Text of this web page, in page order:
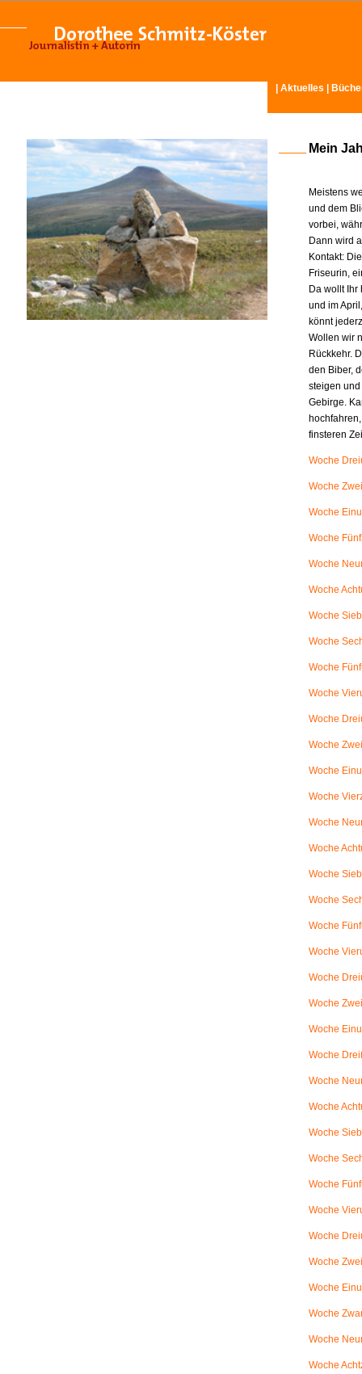
Aktuelles
Mein
Meistens
und dem
vorbei,
Dann wird
Kontakt:
Friseurin,
Da wollt
und im
könnt
Wollen wir
Rückkehr.
den Biber,
steigen
Gebirge.
finsteren
Woche
Woche
Woche
Woche
Woche
Woche
Woche
Woche
Woche
Woche
Woche
Woche
Woche
Woche
Woche
Woche
Woche
Woche
Woche
Woche
Woche
Woche
Woche
Woche
Woche
Woche
Woche
Woche
Woche
Woche
Woche
Woche
Woche
Woche
Woche
Woche